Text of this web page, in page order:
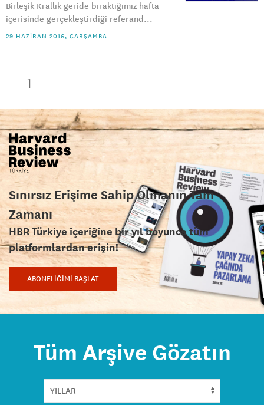
Birleşik Krallık geride bıraktığımız hafta
içerisinde gerçekleştirdiği referand...
29 HAZIRAN 2016, ÇARŞAMBA
1
Sınırsız Erişime Sahip Olmanın Tam
Zamanı
HBR Türkiye içeriğine bir yıl boyunca tüm
platformlardan erişin!
ABONELİĞİMİ BAŞLAT
Tüm Arşive Gözatın